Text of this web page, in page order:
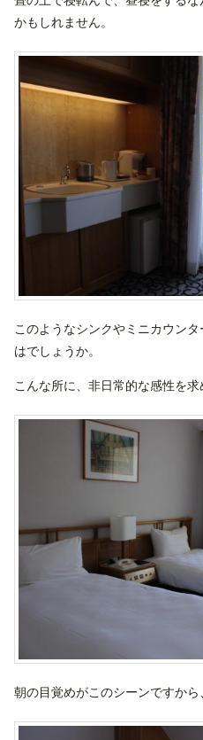
かもしれません。
このようなシンクやミニカウン
はでしょうか。
こんな所に、非日常的な感性を求
朝の目覚めがこのシーンですから